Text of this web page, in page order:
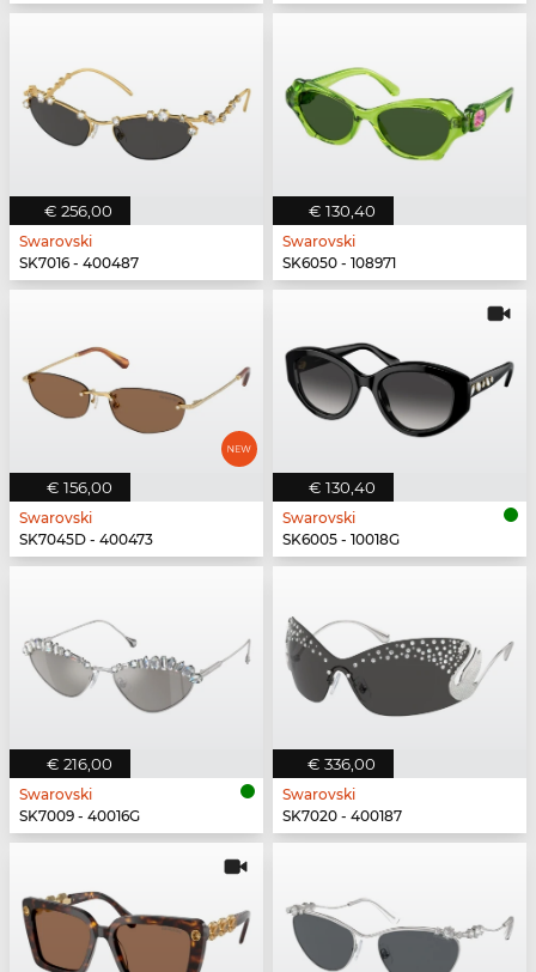
€ 256,00
Swarovski
SK7016 - 400487
€ 130,40
Swarovski
SK6050 - 108971
€ 156,00
Swarovski
SK7045D - 400473
€ 130,40
Swarovski
SK6005 - 10018G
€ 216,00
Swarovski
SK7009 - 40016G
€ 336,00
Swarovski
SK7020 - 400187